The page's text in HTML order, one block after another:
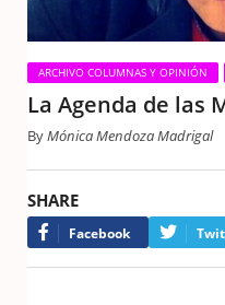
ARCHIVO COLUMNAS Y OPINIÓN
La Agenda de las
ByMónica Mendoza Madrigal
SHARE
Facebook